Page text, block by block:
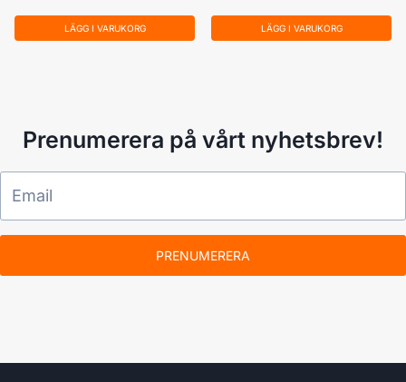
LÄGG I VARUKORG LÄGG I VARUKORG
Prenumerera på vårt nyhetsbrev!
PRENUMERERA